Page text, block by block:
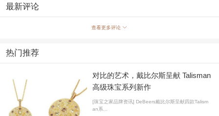
CHANEL高级珠宝COCO CRUSH高级珠宝系列作品
皆呈现利落均衡、彼此交错的切槽，讲述遇见的故事。
系列作品独特非凡，将力量与精美、简洁与饱满、柔和
最新评论
查看更多评论
热门推荐
对比的艺术，戴比尔斯呈献 Talisman
高级珠宝系列新作
[珠宝之家品牌资讯] DeBeers戴比尔斯呈献四款Talism
an系...